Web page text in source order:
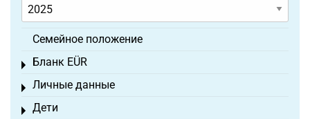
Семейное положение
Бланк EÜR
Toggle menu
Личные данные
Toggle menu
Дети
Toggle menu